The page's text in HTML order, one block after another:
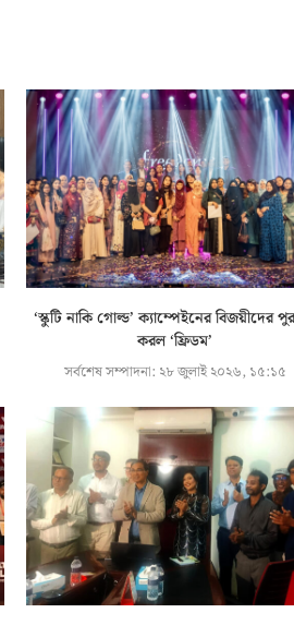
‘স্কুটি নাকি গোল্ড’ ক্যাম্পেইনের বিজয়ীদের
করল ‘ফ্রিডম’
সর্বশেষ সম্পাদনা: ২৮ জুলাই ২০২৬, ১৫:১৫